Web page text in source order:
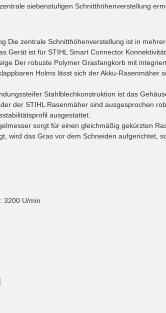
siebenstufigen Schnitthöhenverstellung
Die zentrale Schnitthöhenverstellung ist in
Gerät ist für STIHL Smart Connector
Der robuste Polymer Grasfangkorb mit
Holms lässt sich der Akku-
Stahlblechkonstruktion ist das
der STIHL Rasenmäher sind ausgesprochen
ausgestattet.
sorgt für einen gleichmäßig gekürzten
wird das Gras vor dem Schneiden aufgerichtet,
: 3200 U/min